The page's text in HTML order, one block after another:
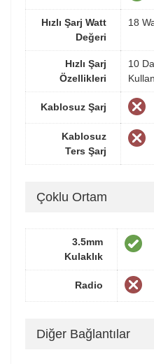
Hızlı Şarj Watt
Değeri
18
Hızlı Şarj
Özellikleri
10
Kablosuz Şarj
Kablosuz
Ters Şarj
Çoklu Ortam
3.5mm
Kulaklık
Radio
Diğer Bağlantılar